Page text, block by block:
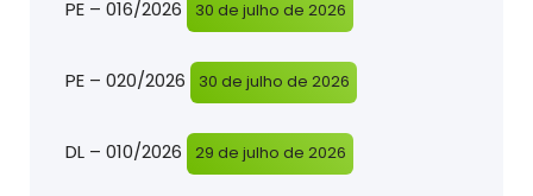
PE – 016/2026 30 de julho de 2026
PE – 020/2026 30 de julho de 2026
DL – 010/2026 29 de julho de 2026